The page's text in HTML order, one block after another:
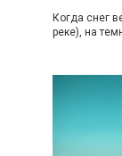
Когда снег
реке), на